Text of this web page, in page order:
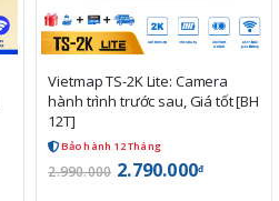
Vietmap TS-2K Lite: Camera
hành trình trước sau, Giá tốt [BH
12T]
Bảo hành 12 Tháng
2.990.000 2.790.000đ